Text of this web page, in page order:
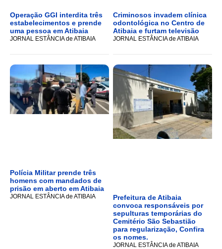
Operação GGI interdita três
estabelecimentos e prende
uma pessoa em Atibaia
JORNAL ESTÂNCIA de ATIBAIA
Criminosos invadem clínica
odontológica no Centro de
Atibaia e furtam televisão
JORNAL ESTÂNCIA de ATIBAIA
Polícia Militar prende três
homens com mandados de
prisão em aberto em Atibaia
JORNAL ESTÂNCIA de ATIBAIA
Prefeitura de Atibaia
convoca responsáveis por
sepulturas temporárias do
Cemitério São Sebastião
para regularização, Confira
os nomes.
JORNAL ESTÂNCIA de ATIBAIA